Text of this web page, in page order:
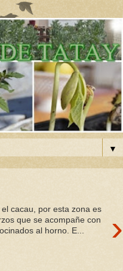
▼
›
cacau, por esta zona es
que se acompañe con
al horno. E...